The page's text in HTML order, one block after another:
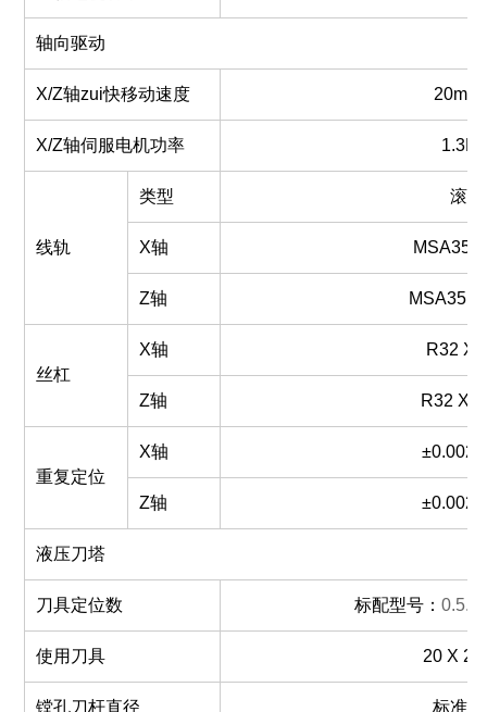
轴向驱动
X/Z轴zui快移动速度 20m/
X/Z轴伺服电机功率
线轨
类型 滚珠
X轴 MSA35
Z轴 MSA35
丝杠
X轴 R32 X
Z轴 R32 X
重复定位
X轴
Z轴
液压刀塔
刀具定位数 标配型号：
使用刀具 20 X
镗孔刀杆直径 标准